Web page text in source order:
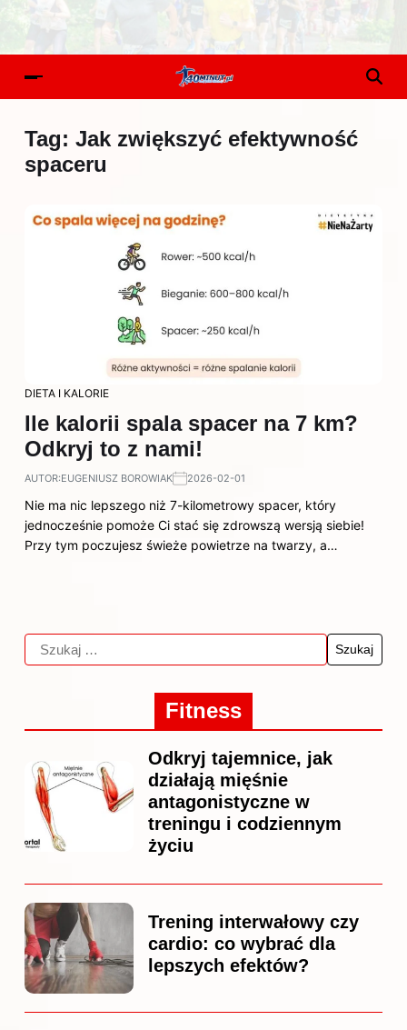
Tag: Jak zwiększyć efektywność
spaceru
DIETA I KALORIE
Ile kalorii spala spacer na 7 km?
Odkryj to z nami!
AUTOR:EUGENIUSZ BOROWIAK 2026-02-01
Nie ma nic lepszego niż 7-kilometrowy spacer, który
jednocześnie pomoże Ci stać się zdrowszą wersją siebie!
Przy tym poczujesz świeże powietrze na twarzy, a…
Fitness
Odkryj tajemnice, jak
działają mięśnie
antagonistyczne w
treningu i codziennym
życiu
Trening interwałowy czy
cardio: co wybrać dla
lepszych efektów?